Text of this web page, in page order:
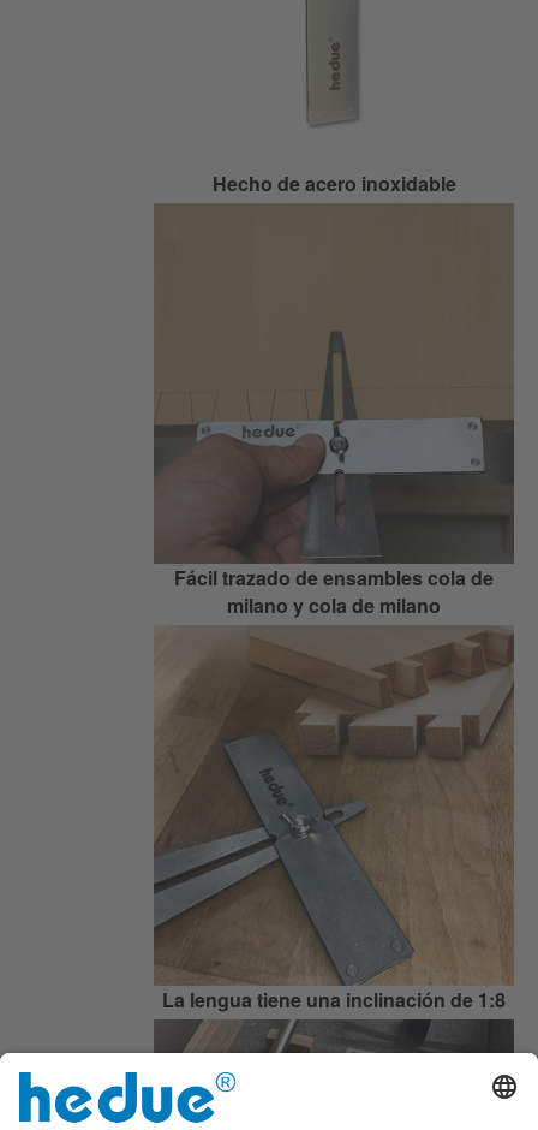
Hecho de acero inoxidable
Fácil trazado de ensambles cola de
milano y cola de milano
La lengua tiene una inclinación de 1:8